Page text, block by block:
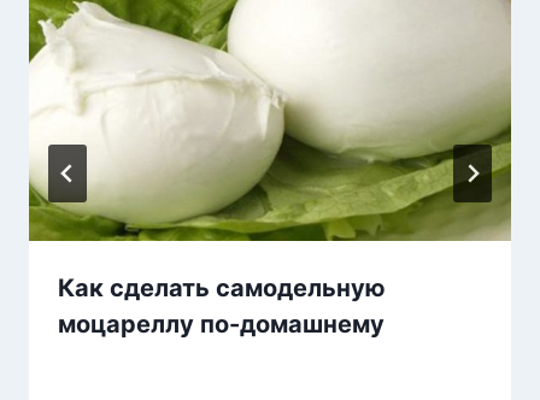
Как сделать самодельную
моцареллу по-домашнему